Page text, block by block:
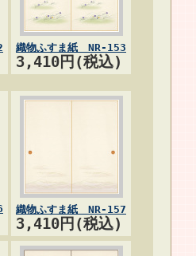
織物ふすま紙 NR-153
3,410円(税込)
織物ふすま紙 NR-157
3,410円(税込)